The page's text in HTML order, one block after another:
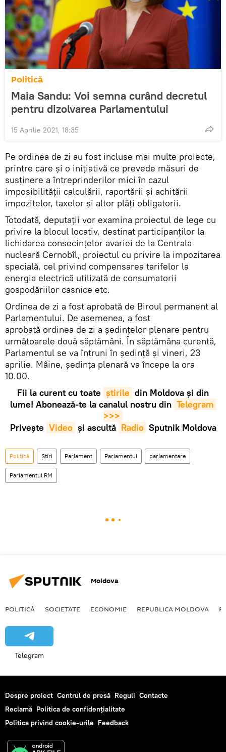
Politică
Maia Sandu: Voi semna curând decretul
pentru dizolvarea Parlamentului
15 Aprilie 2021, 18:35
Pe ordinea de zi au fost incluse mai multe proiecte,
printre care și o inițiativă ce prevede măsuri de
susținere a întreprinderilor mici în cazul
imposibilității calculării, raportării și achitării
impozitelor, taxelor și altor plăți obligatorii.
Totodată, deputații vor examina proiectul de lege cu
privire la blocul locativ, destinat participanților la
lichidarea consecințelor avariei de la Centrala
nucleară Cernobîl, proiectul cu privire la impozitarea
specială, cel privind compensarea tarifelor la
energia electrică utilizată de consumatorii
gospodăriilor casnice etc.
Ordinea de zi a fost aprobată de Biroul permanent al
Parlamentului. De asemenea, a fost
aprobată ordinea de zi a ședințelor plenare pentru
următoarele două săptămâni. În săptămâna curentă,
Parlamentul se va întruni în ședință și vineri, 23
aprilie. Mâine, ședința plenară va începe la ora
10.00.
Fii la curent cu toate știrile din Moldova și din
lume! Abonează-te la canalul nostru din Telegram
>>>
Privește Video și ascultă Radio Sputnik Moldova
Politică Știri Parlament Parlamentul parlamentare
Parlamentul RM
Moldova
POLITICĂ SOCIETATE ECONOMIE REPUBLICA MOLDOVA
Telegram
Despre proiect Centrul de presă Reguli Contacte
Reclamă Politica de confidențialitate
Politica privind cookie-urile Feedback